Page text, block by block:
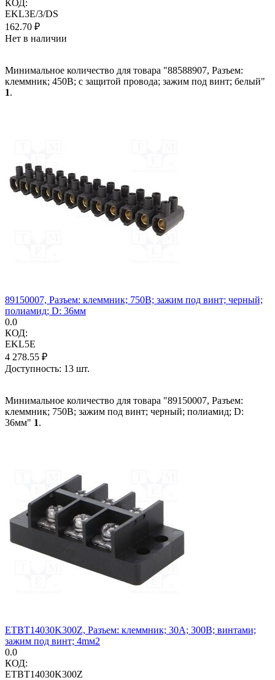
КОД:
EKL3E/3/DS
162.70 ₽
Нет в наличии
Минимальное количество для товара "88588907, Разъем:
клеммник; 450В; с защитой провода; зажим под винт; белый"
1.
89150007, Разъем: клеммник; 750В; зажим под винт; черный;
полиамид; D: 36мм
0.0
КОД:
EKL5E
4 278.55 ₽
Доступность: 13 шт.
Минимальное количество для товара "89150007, Разъем:
клеммник; 750В; зажим под винт; черный; полиамид; D:
36мм" 1.
ETBT14030K300Z, Разъем: клеммник; 30А; 300В; винтами;
зажим под винт; 4mм2
0.0
КОД:
ETBT14030K300Z